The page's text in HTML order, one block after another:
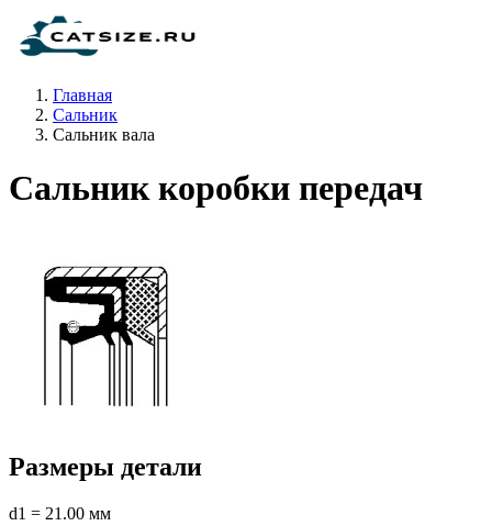
Главная
Сальник
Сальник вала
Сальник коробки передач
Размеры детали
d1 = 21.00 мм